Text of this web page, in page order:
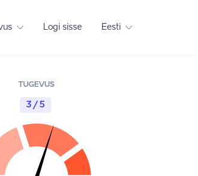
Logi sisse Eesti
TUGEVUS
3 / 5